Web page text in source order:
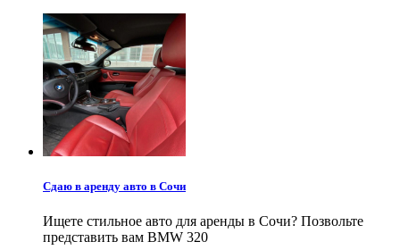
Сдаю в аренду авто в Сочи
Ищете стильное авто для аренды в Сочи? Позвольте
представить вам BMW 320